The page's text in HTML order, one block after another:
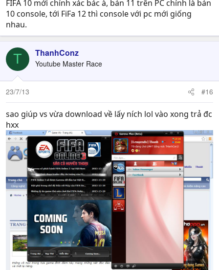
5 năm nữa FFOL4 ra
Đồng quan điểm cái vụ nút pause
FIFA 10 mới chính xác bác à, bản 11 trên PC chính là bản
10 console, tới FiFa 12 thì console với pc mới giống
nhau.
T ThanhConz
Youtube Master Race
23/7/13 #16
sao giúp vs vừa download về lấy ních lol vào xong trả đc
hxx